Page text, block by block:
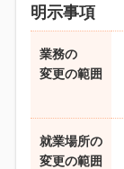
明示事項
業務の
変更の範囲
就業場所の
変更の範囲